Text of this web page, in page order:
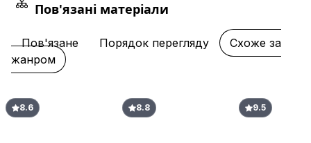
1x05
1x06
Пов'язані матеріали
Пов'язане Порядок перегляду
Схоже за
жанром
8.6 8.8 9.5